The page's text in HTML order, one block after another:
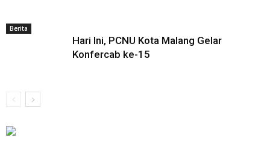
Berita
Hari Ini, PCNU Kota Malang Gelar
Konfercab ke-15